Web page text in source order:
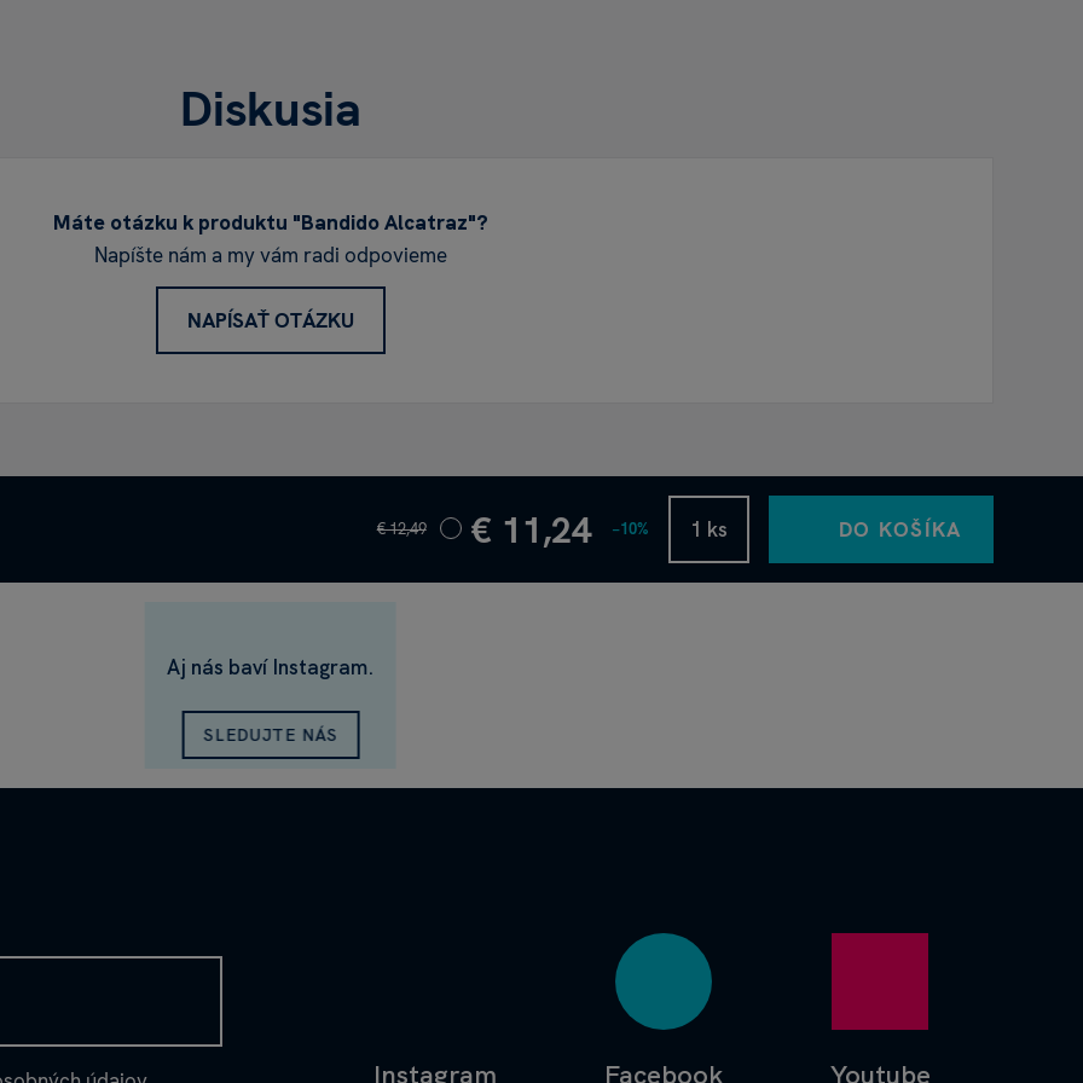
Diskusia
Máte otázku k produktu "Bandido Alcatraz"?
Napíšte nám a my vám radi odpovieme
NAPÍSAŤ OTÁZKU
€ 12,49 € 11,24 −10% DO KOŠÍKA
Aj nás baví Instagram.
SLEDUJTE NÁS
Facebook
Instagram Youtube